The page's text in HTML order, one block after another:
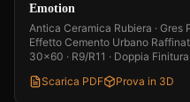
Emotion
Antica Ceramica Rubiera · Gres
Effetto Cemento Urbano
30x60 · R9/R11 · Doppia Finitura
Scarica PDF
Prova in 3D